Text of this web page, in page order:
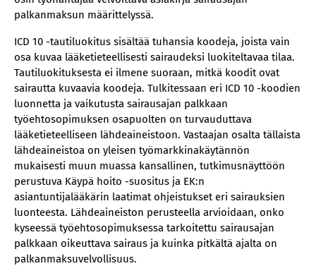
palkanmaksun määrittelyssä.
ICD 10 -tautiluokitus sisältää tuhansia koodeja, joista vain
osa kuvaa lääketieteellisesti sairaudeksi luokiteltavaa tilaa.
Tautiluokituksesta ei ilmene suoraan, mitkä koodit ovat
sairautta kuvaavia koodeja. Tulkitessaan eri ICD 10 -koodien
luonnetta ja vaikutusta sairausajan palkkaan
työehtosopimuksen osapuolten on turvauduttava
lääketieteelliseen lähdeaineistoon. Vastaajan osalta tällaista
lähdeaineistoa on yleisen työmarkkinakäytännön
mukaisesti muun muassa kansallinen, tutkimusnäyttöön
perustuva Käypä hoito -suositus ja EK:n
asiantuntijalääkärin laatimat ohjeistukset eri sairauksien
luonteesta. Lähdeaineiston perusteella arvioidaan, onko
kyseessä työehtosopimuksessa tarkoitettu sairausajan
palkkaan oikeuttava sairaus ja kuinka pitkältä ajalta on
palkanmaksuvelvollisuus.